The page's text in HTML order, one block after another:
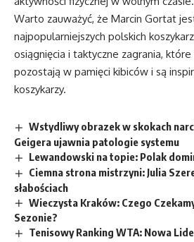
Warto zauważyć, że Marcin Gortat
najpopularniejszych polskich
osiągnięcia i taktyczne zagrania,
pozostają w pamięci kibiców i są
koszykarzy.
Wstydliwy obrazek w skokach
Geigera ujawnia patologie systemu
Lewandowski na topie: Polak
Ciemna strona mistrzyni: Julia
słabościach
Wieczysta Kraków: Czego
Sezonie?
Tenisowy Ranking WTA: Nowa